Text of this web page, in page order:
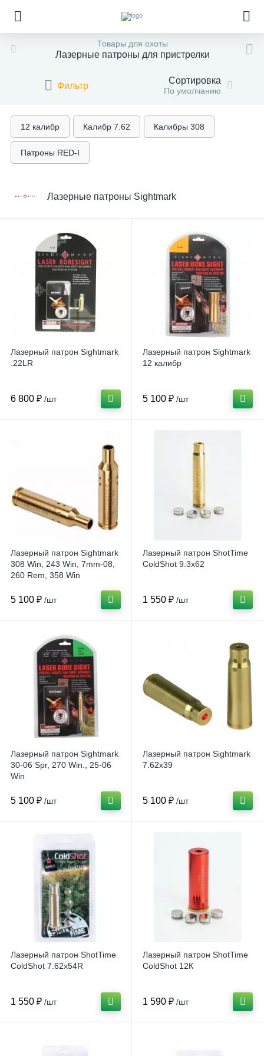
Товары для охоты
Лазерные патроны для пристрелки
Фильтр Сортировка
По умолчанию
12 калибр Калибр 7.62 Калибры 308
Патроны RED-I
Лазерные патроны Sightmark
Лазерный патрон Sightmark
.22LR
6 800 ₽ /шт
Лазерный патрон Sightmark
12 калибр
5 100 ₽ /шт
Лазерный патрон Sightmark
308 Win, 243 Win, 7mm-08,
260 Rem, 358 Win
5 100 ₽ /шт
Лазерный патрон ShotTime
ColdShot 9.3x62
1 550 ₽ /шт
Лазерный патрон Sightmark
30-06 Spr, 270 Win., 25-06
Win
5 100 ₽ /шт
Лазерный патрон Sightmark
7.62x39
5 100 ₽ /шт
Лазерный патрон ShotTime
ColdShot 7.62x54R
1 550 ₽ /шт
Лазерный патрон ShotTime
ColdShot 12К
1 590 ₽ /шт